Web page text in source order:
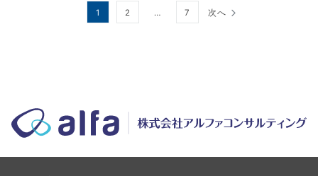
ー
ジ
送
1 2 … 7 次へ